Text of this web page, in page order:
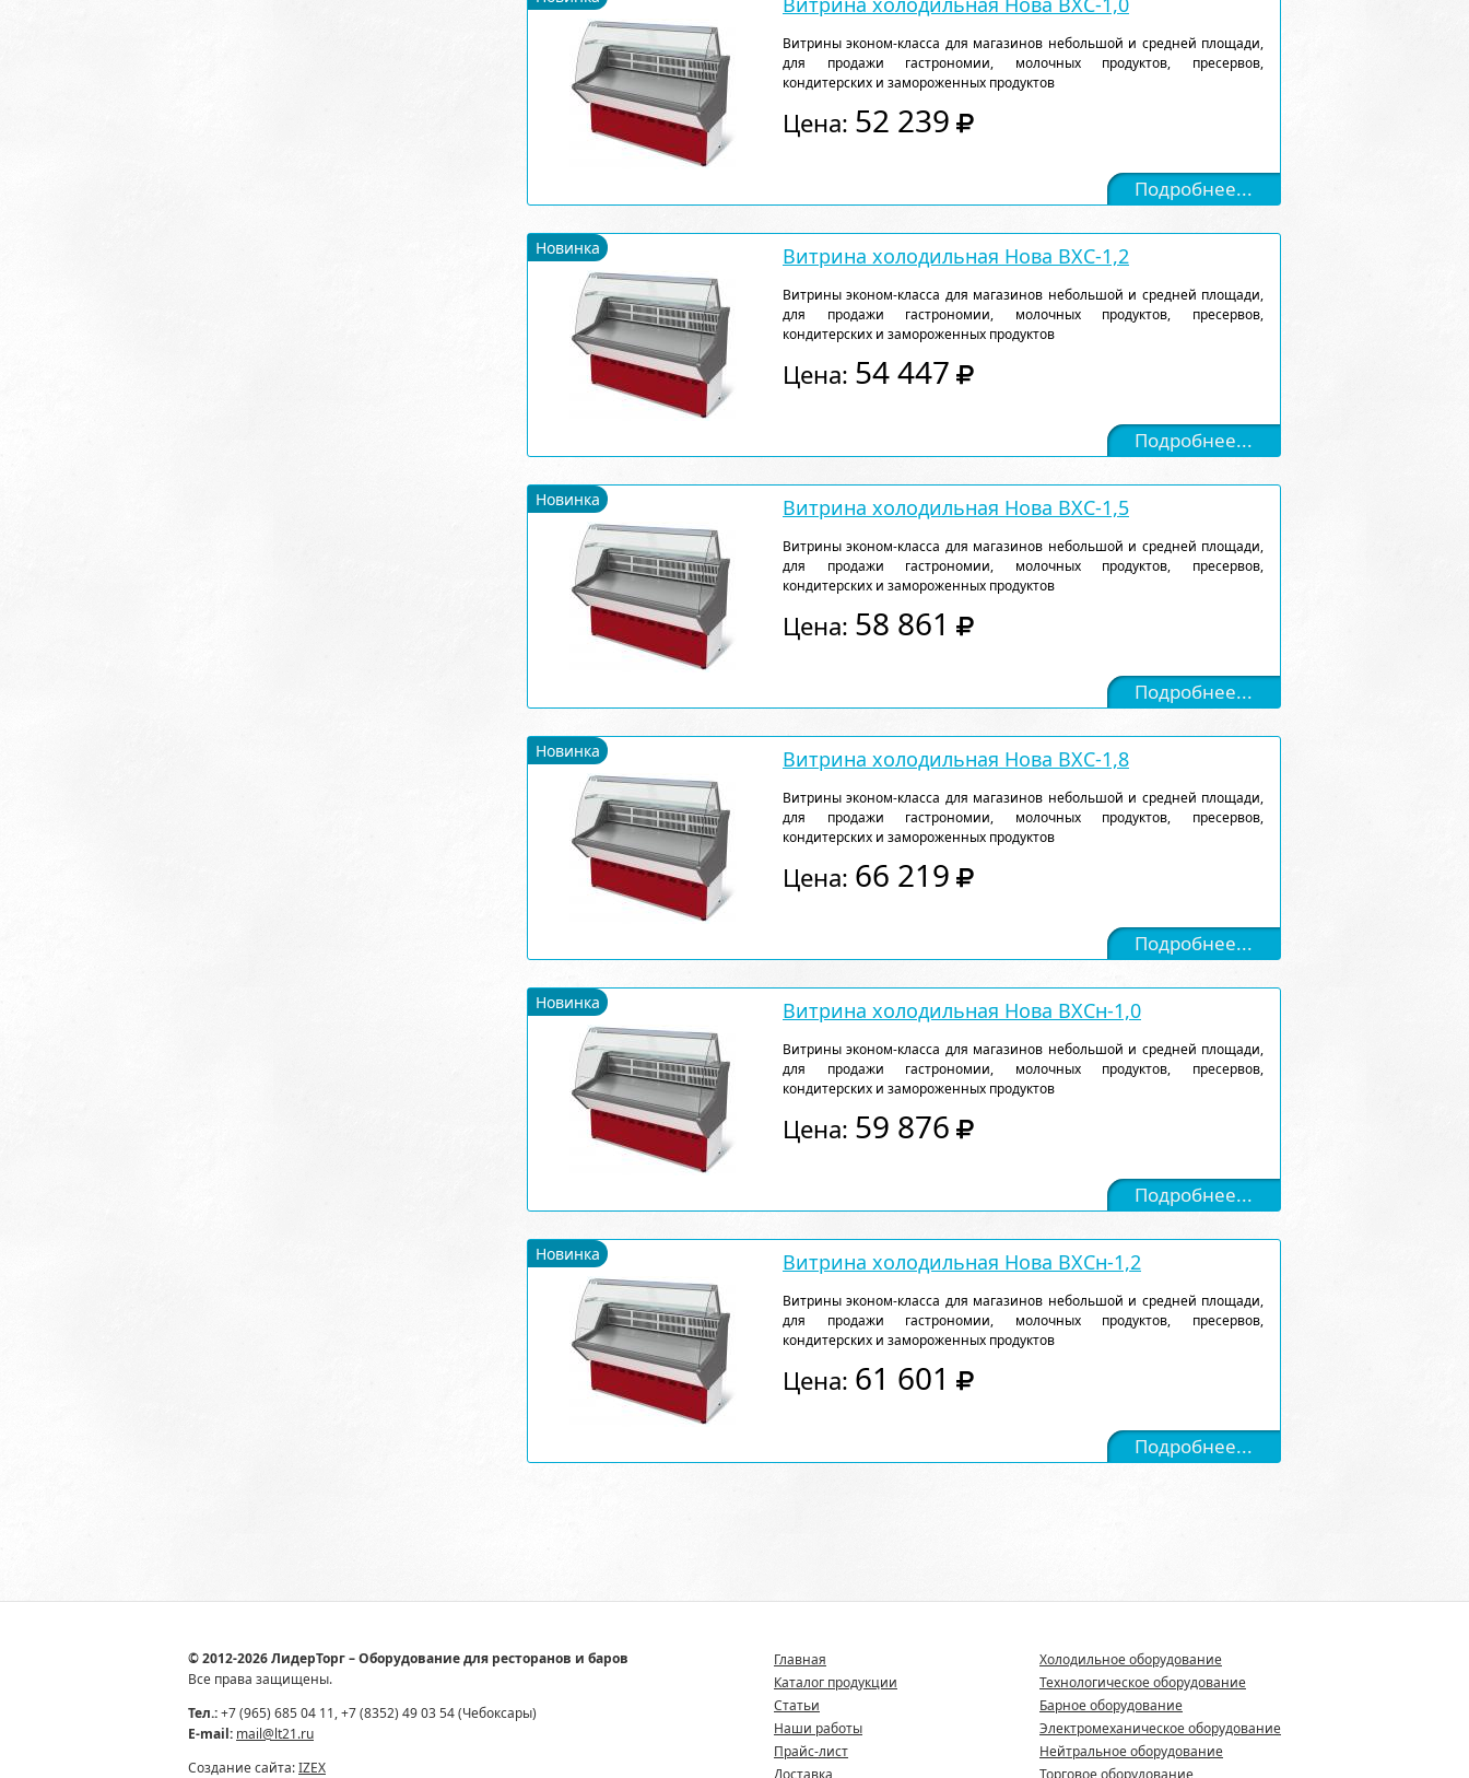
Витрины эконом-класса для магазинов небольшой и средней площади,
для продажи гастрономии, молочных продуктов, пресервов,
кондитерских и замороженных продуктов
Цена: 52 239
Подробнее...
Новинка Витрина холодильная Нова ВХС-1,2
Витрины эконом-класса для магазинов небольшой и средней площади,
для продажи гастрономии, молочных продуктов, пресервов,
кондитерских и замороженных продуктов
Цена: 54 447
Подробнее...
Новинка Витрина холодильная Нова ВХС-1,5
Витрины эконом-класса для магазинов небольшой и средней площади,
для продажи гастрономии, молочных продуктов, пресервов,
кондитерских и замороженных продуктов
Цена: 58 861
Подробнее...
Новинка Витрина холодильная Нова ВХС-1,8
Витрины эконом-класса для магазинов небольшой и средней площади,
для продажи гастрономии, молочных продуктов, пресервов,
кондитерских и замороженных продуктов
Цена: 66 219
Подробнее...
Новинка Витрина холодильная Нова ВХСн-1,0
Витрины эконом-класса для магазинов небольшой и средней площади,
для продажи гастрономии, молочных продуктов, пресервов,
кондитерских и замороженных продуктов
Цена: 59 876
Подробнее...
Новинка Витрина холодильная Нова ВХСн-1,2
Витрины эконом-класса для магазинов небольшой и средней площади,
для продажи гастрономии, молочных продуктов, пресервов,
кондитерских и замороженных продуктов
Цена: 61 601
Подробнее...
© 2012-2026 ЛидерТорг – Оборудование для ресторанов и баров
Все права защищены.
Тел.:+7 (965) 685 04 11, +7 (8352) 49 03 54 (Чебоксары)
E-mail: mail@lt21.ru
Создание сайта:IZEX
Главная
Каталог продукции
Статьи
Наши работы
Прайс-лист
Доставка
Холодильное оборудование
Технологическое оборудование
Барное оборудование
Электромеханическое оборудование
Нейтральное оборудование
Торговое оборудование